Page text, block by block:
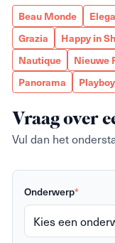
Beau Monde
Grazia
Happy in
Nautique
Nieuwe
Panorama
Playboy
Vraag over
Vul dan het
Onderwerp*